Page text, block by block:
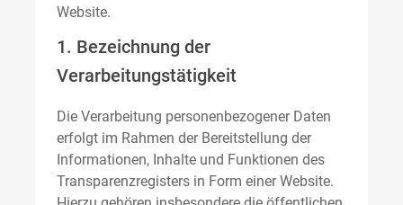
Website.
1. Bezeichnung der
Verarbeitungstätigkeit
Die Verarbeitung personenbezogener Daten
erfolgt im Rahmen der Bereitstellung der
Informationen, Inhalte und Funktionen des
Transparenzregisters in Form einer Website.